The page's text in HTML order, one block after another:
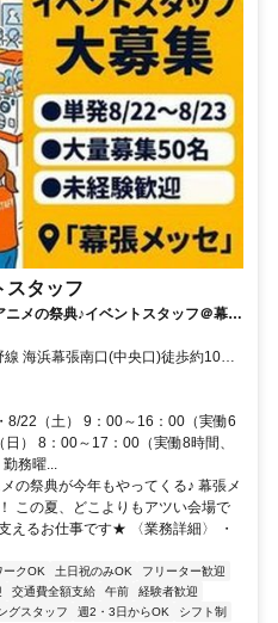
スタッフ
ニメの祭典♪イベントスタッフ＠幕張
海浜幕張南口(中央口)徒歩約10
豊砂徒歩約20分、京成千葉線 京成
葉線 「海浜幕張駅」より徒歩5分
8/22（土） 9：00～16：00（実働6
） 8：00～17：00（実働8時間、
務曜...
の祭典が今年もやってくる♪ 幕張メ
この夏、どこよりもアツい会場で
えるお仕事です★ 〈業務詳細〉 ・
ークOK 土日祝のみOK
フリーター歓迎
交通費全額支給 午前
経験者歓迎
グスタッフ 週2・3日からOK
シフト制